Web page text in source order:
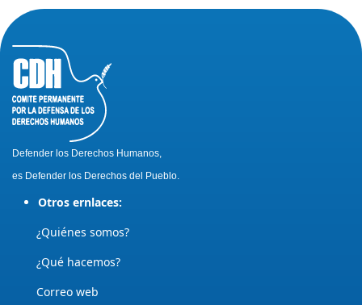
Defender los Derechos Humanos,
es Defender los Derechos del Pueblo.
Otros ernlaces:
¿Quiénes somos?
¿Qué hacemos?
Correo web